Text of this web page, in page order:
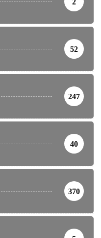
2
52
247
40
370